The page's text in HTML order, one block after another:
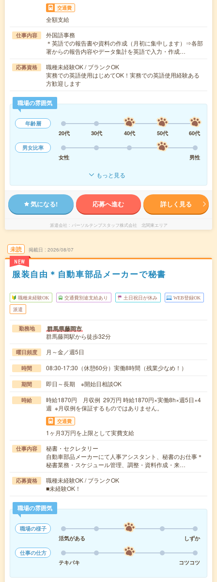
交通費
全額支給
仕事内容
外国語事務
＊英語での報告書や資料の作成（月初に集中します）⇒各部
署からの報告内容やデータ集計を英語で入力・作成…
応募資格
職種未経験OK / ブランクOK
実務での英語使用はじめてOK！実務での英語使用経験ある
方歓迎します
職場の雰囲気
年齢層
20代
30代 40代 50代
60代
男女比率
女性
男性
もっと見る
気になる! 応募へ進む 詳しく見る
派遣会社 パーソルテンプスタッフ株式会社 北関東エリア
未読
NEW
掲載日 2026/08/07
服装自由＊自動車部品メーカーで秘書
職種未経験OK 交通費別途支給あり 土日祝日が休み WEB登録OK
派遣
勤務地 群馬県藤岡市
群馬藤岡駅から徒歩32分
曜日頻度 月～金／週5日
時間 08:30-17:30（休憩60分）実働8時間（残業少なめ！）
期間 即日～長期 ※開始日相談OK
時給
時給1870円 月収例 29万円 時給1870円×実働8h×週5日×4
週 ※月収例を保証するものではありません。
交通費
1ヶ月3万円を上限として実費支給
仕事内容
秘書・セクレタリー
自動車部品メーカーにて人事アシスタント、秘書のお仕事＊
秘書業務・スケジュール管理、調整・資料作成・来…
応募資格
職種未経験OK / ブランクOK
■未経験OK！
職場の雰囲気
職場の様子
活気がある
しずか
仕事の仕方
テキパキ
コツコツ